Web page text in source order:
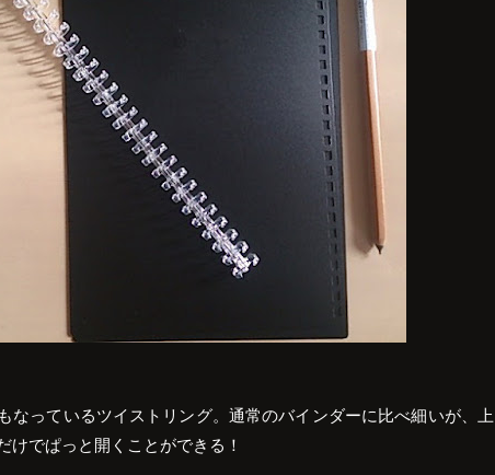
なっているツイストリング。通常のバインダーに比べ細いが、上
けでぱっと開くことができる！